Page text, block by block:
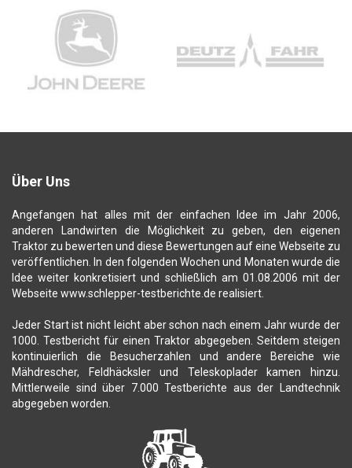
Über Uns
Angefangen hat alles mit der einfachen Idee im Jahr 2006,
anderen Landwirten die Möglichkeit zu geben, den eigenen
Traktor zu bewerten und diese Bewertungen auf eine Webseite zu
veröffentlichen. In den folgenden Wochen und Monaten wurde die
Idee weiter konkretisiert und schließlich am 01.08.2006 mit der
Webseite www.schlepper-testberichte.de realisiert.
Jeder Start ist nicht leicht aber schon nach einem Jahr wurde der
1000. Testbericht für einen Traktor abgegeben. Seitdem steigen
kontinuierlich die Besucherzahlen und andere Bereiche wie
Mähdrescher, Feldhäcksler und Teleskoplader kamen hinzu.
Mittlerweile sind über 7.000 Testberichte aus der Landtechnik
abgegeben worden.